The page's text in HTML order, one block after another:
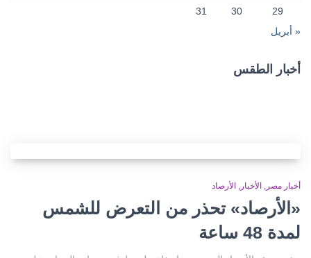
29
30
31
« أبريل
أخبار الطقس
أخبار مصر الأخبار الأرصاد
«الأرصاد» تحذر من التعرض للشمس
لمدة 48 ساعة